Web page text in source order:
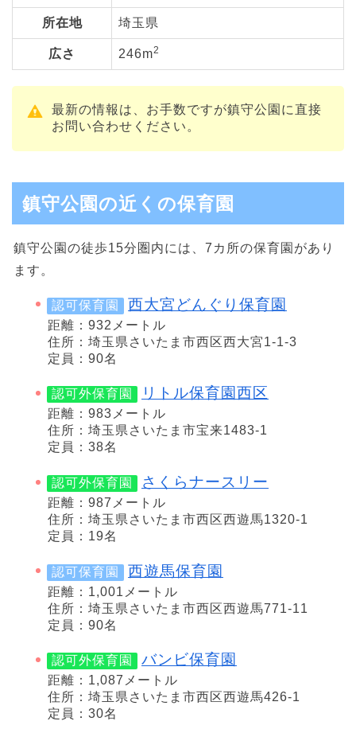
所在地 埼玉県
広さ 246m2
最新の情報は、お手数ですが鎮守公園に直接
お問い合わせください。
鎮守公園の近くの保育園
鎮守公園の徒歩15分圏内には、7カ所の保育園があり
ます。
認可保育園 西大宮どんぐり保育園
距離：932メートル
住所：埼玉県さいたま市西区西大宮1-1-3
定員：90名
認可外保育園 リトル保育園西区
距離：983メートル
住所：埼玉県さいたま市宝来1483-1
定員：38名
認可外保育園 さくらナースリー
距離：987メートル
住所：埼玉県さいたま市西区西遊馬1320-1
定員：19名
認可保育園 西遊馬保育園
距離：1,001メートル
住所：埼玉県さいたま市西区西遊馬771-11
定員：90名
認可外保育園 バンビ保育園
距離：1,087メートル
住所：埼玉県さいたま市西区西遊馬426-1
定員：30名